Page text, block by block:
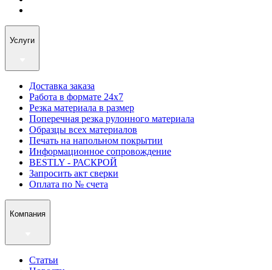
Услуги
Доставка заказа
Работа в формате 24х7
Резка материала в размер
Поперечная резка рулонного материала
Образцы всех материалов
Печать на напольном покрытии
Информационное сопровождение
BESTLY - РАСКРОЙ
Запросить акт сверки
Оплата по № счета
Компания
Статьи